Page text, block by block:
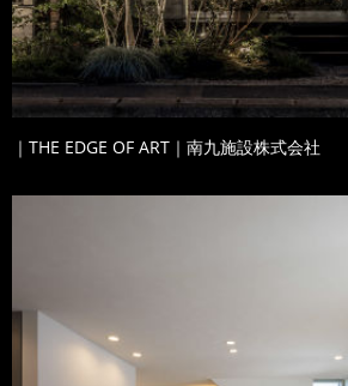
｜THE EDGE OF ART｜南九施設株式会社